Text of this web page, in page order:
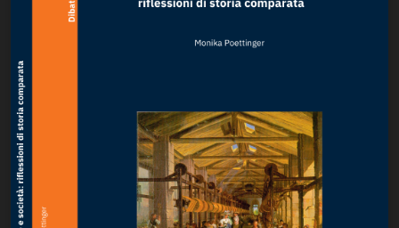
Giampiero Casagrande editore
Biblioteca letteraria Nord-Sud